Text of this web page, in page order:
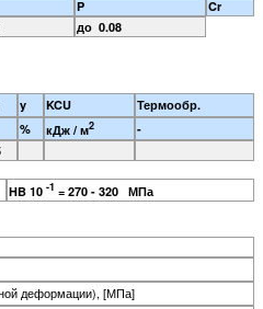
P
Cr
до 0.08
y KCU
Термообр.
% кДж / м2
-
HB 10 -1 = 270 - 320 МПа
деформации), [МПа]